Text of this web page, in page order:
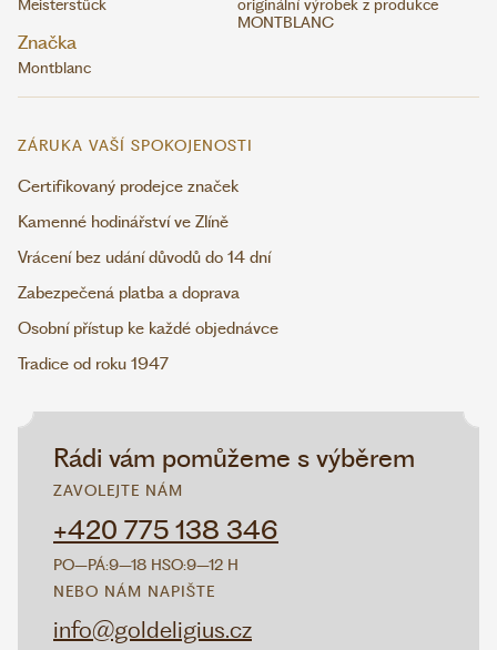
Rádi vám pomůžeme s výběrem
ZAVOLEJTE NÁM
+420 775 138 346
PO–PÁ:9–18 HSO:9–12 H
NEBO NÁM NAPIŠTE
info@goldeligius.cz
Meisterstück
originální výrobek z produkce
MONTBLANC
Značka
Montblanc
ZÁRUKA VAŠÍ SPOKOJENOSTI
Certifikovaný prodejce značek
Kamenné hodinářství ve Zlíně
Vrácení bez udání důvodů do 14 dní
Zabezpečená platba a doprava
Osobní přístup ke každé objednávce
Tradice od roku 1947